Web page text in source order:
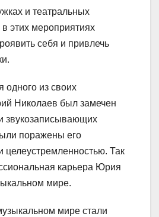
и театральных
в этих мероприятиях
себя и привлечь
из своих
Николаев был замечен
звукозаписывающих
поражены его
целеустремленностью. Так
карьера Юрия
мире.
мире стали